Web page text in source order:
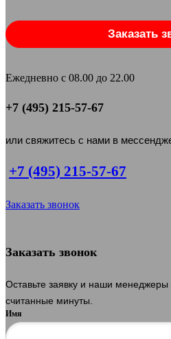
Заказать
Ежедневно с 08.00 до 22.00
+7 (495) 215-57-67
или свяжитесь с нами в
+7 (495) 215-57-67
Заказать звонок
Заказать звонок
Оставьте заявку и наши менеджеры
считанные минуты.
Имя